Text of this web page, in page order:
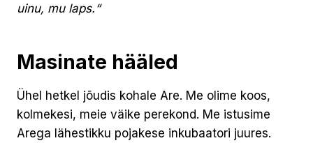
uinu, mu laps.“
Masinate hääled
Ühel hetkel jõudis kohale Are. Me olime koos,
kolmekesi, meie väike perekond. Me istusime
Arega lähestikku pojakese inkubaatori juures.